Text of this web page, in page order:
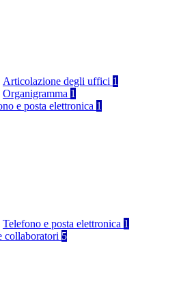
Articolazione degli uffici 1
Organigramma 1
e posta elettronica 1
Telefono e posta elettronica 1
collaboratori 5